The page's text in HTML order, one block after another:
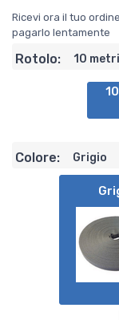
Ricevi ora il tuo
pagarlo lentamente
Rotolo: 10 metri
Colore: Grigio